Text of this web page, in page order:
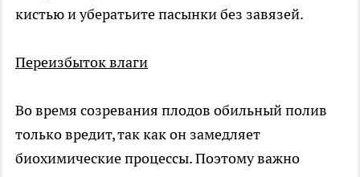
кистью и убератьите пасынки без завязей.
Переизбыток влаги
Во время созревания плодов обильный полив
только вредит, так как он замедляет
биохимические процессы. Поэтому важно